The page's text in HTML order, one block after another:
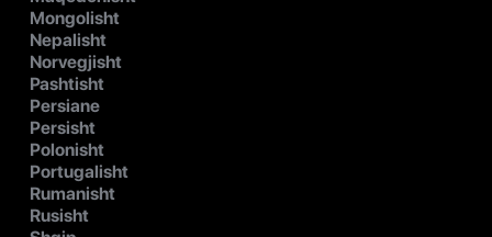
Mongolisht
Nepalisht
Norvegjisht
Pashtisht
Persiane
Persisht
Polonisht
Portugalisht
Rumanisht
Rusisht